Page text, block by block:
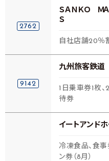
2762
ＳＡＮＫＯ Ｍ
Ｓ
自社店舗20％
9142
九州旅客鉄道
1日乗車券1枚
待券
イートアンド
冷凍食品、食
ン券（8月）